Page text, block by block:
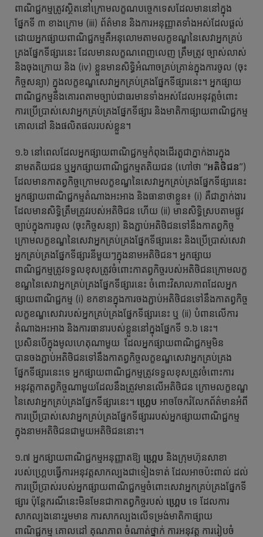
ពាណិជ្ជកម្មត្រូវស្ថិតនៅក្រោមលក្ខណបច្ចេកទេសដែលមាននៅក្នុង
ផ្នែកទី ៣ ខាងក្រោម (iii) ព័ត៌មាន និងការអនុញ្ញាតទាំងអស់ដែលផ្តល់
ដោយអ្នកផ្សាយពាណិជ្ជកម្មគឺអនុលោមតាមលក្ខខណ្ឌនៃសេវាអ្នកគ្រប់
គ្រងផ្នែកទីផ្សារនេះ ដែលមានលក្ខណពេញលេញ ត្រឹមត្រូវ ច្បាស់លាស់
និងចុងក្រោយ និង (iv) ខ្លួនមានសិទ្ធិអំណាចគ្រប់គ្រាន់ក្នុងការចូល (ចុះ
កិច្ចសន្យា) ក្នុងលក្ខខណ្ឌសេវាអ្នកគ្រប់គ្រងផ្នែកទីផ្សារនេះ។ អ្នកផ្សាយ
ពាណិជ្ជកម្មនឹងគោរពតាមច្បាប់ជាធរមានទាំងអស់ដែលអនុវត្តចំពោះ
ការប្រើប្រាស់សេវាអ្នកគ្រប់គ្រងផ្នែកទីផ្សារ និងមាតិកាផ្សាយពាណិជ្ជកម្ម
គោលដៅ និងផលិតផលរបស់ខ្លួន។
១.៦ នៅពេលដែលអ្នកផ្សាយពាណិជ្ជកម្មកំពុងដើរតួជាភ្នាក់ងារក្នុង
នាមតតិយជន ឬអ្នកផ្សាយពាណិជ្ជកម្មតតិយជន (ហៅថា “អតិថិជន”)
ដែលមានកាតព្វកិច្ចក្រោមលក្ខខណ្ឌនៃសេវាអ្នកគ្រប់គ្រងផ្នែកទីផ្សារនេះ
អ្នកផ្សាយពាណិជ្ជកម្មតំណាងអះអាង និងធានាថាខ្លួន៖ (i) គឺជាភ្នាក់ងារ
ដែលមានសិទ្ធិត្រឹមត្រូវរបស់អតិថិជន ហើយ (ii) មានសិទ្ធិស្របតាមផ្លូវ
ច្បាប់ក្នុងការចូល (ចុះកិច្ចសន្យា) និងភ្ជាប់អតិថិជនទៅនឹងកាតព្វកិច្ច
ក្រោមលក្ខខណ្ឌនៃសេវាអ្នកគ្រប់គ្រងផ្នែកទីផ្សារនេះ និងប្រើប្រាស់សេវា
អ្នកគ្រប់គ្រងផ្នែកទីផ្សារនីមួយៗក្នុងនាមអតិថិជន។ អ្នកផ្សាយ
ពាណិជ្ជកម្មត្រូវទទួលខុសត្រូវចំពោះកាតព្វកិច្ចរបស់អតិថិជនក្រោមលក្ខ
ខណ្ឌនៃសេវាអ្នកគ្រប់គ្រងផ្នែកទីផ្សារនេះ ចំពោះវិសាលភាពដែលអ្នក
ផ្សាយពាណិជ្ជកម្ម (i) ខកខានក្នុងការចងភ្ជាប់អតិថិជនទៅនឹងកាតព្វកិច្ច
លក្ខខណ្ឌសេវារបស់អ្នកគ្រប់គ្រងផ្នែកទីផ្សារនេះ ឬ (ii) បំពានលើការ
តំណាងអះអាង និងការធានារបស់ខ្លួននៅក្នុងផ្នែកទី ១.៦ នេះ។
ប្រសិនបើក្នុងមូលហេតុណាមួយ ដែលអ្នកផ្សាយពាណិជ្ជកម្មមិន
បានចងភ្ជាប់អតិថិជនទៅនឹងកាតព្វកិច្ចលក្ខខណ្ឌសេវាអ្នកគ្រប់គ្រង
ផ្នែកទីផ្សារនេះទេ អ្នកផ្សាយពាណិជ្ជកម្មត្រូវទទួលខុសត្រូវចំពោះការ
អនុវត្តកាតព្វកិច្ចណាមួយដែលនឹងត្រូវមានលើអតិថិជន ក្រោមលក្ខខណ្ឌ
នៃសេវាអ្នកគ្រប់គ្រងផ្នែកទីផ្សារនេះ។ ហ្គ្រេប អាចចែករំលែកព័ត៌មានអំពី
ការប្រើប្រាស់សេវាអ្នកគ្រប់គ្រងផ្នែកទីផ្សាររបស់អ្នកផ្សាយពាណិជ្ជកម្ម
ក្នុងនាមអតិថិជនជាមួយអតិថិជននោះ។
១.៧ អ្នកផ្សាយពាណិជ្ជកម្មអនុញ្ញាតឱ្យ ហ្គ្រេប និងក្រុមហ៊ុនសាខា
របស់ហ្គ្រេបធ្វើការអនុវត្តសាកល្បងជាទៀងទាត់ ដែលអាចប៉ះពាល់ ដល់
ការប្រើប្រាស់របស់អ្នកផ្សាយពាណិជ្ជកម្មចំពោះសេវាអ្នកគ្រប់គ្រងផ្នែកទី
ផ្សារ ប៉ុន្តែករណីនេះមិនមែនជាកាតព្វកិច្ចរបស់ ហ្គ្រេប ទេ ដែលការ
សាកល្បងនោះរួមមាន ការសាកល្បងលើទម្រង់មាតិកាផ្សាយ
ពាណិជ្ជកម្ម គោលដៅ គុណភាព ចំណាត់ថ្នាក់ ការអនុវត្ត ការរៀបចំ